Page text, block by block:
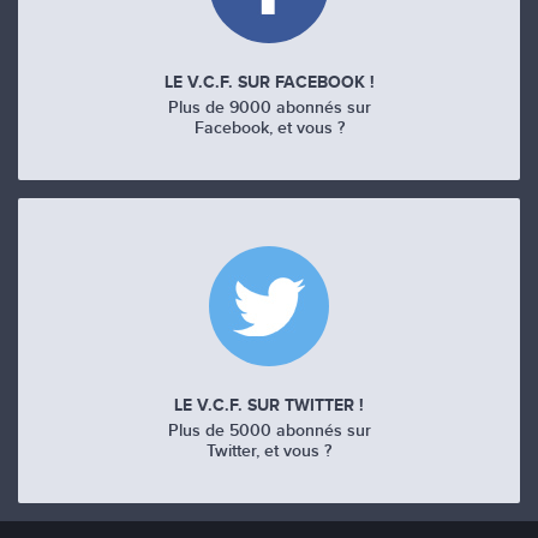
LE V.C.F. SUR FACEBOOK !
Plus de 9000 abonnés sur
Facebook, et vous ?
LE V.C.F. SUR TWITTER !
Plus de 5000 abonnés sur
Twitter, et vous ?